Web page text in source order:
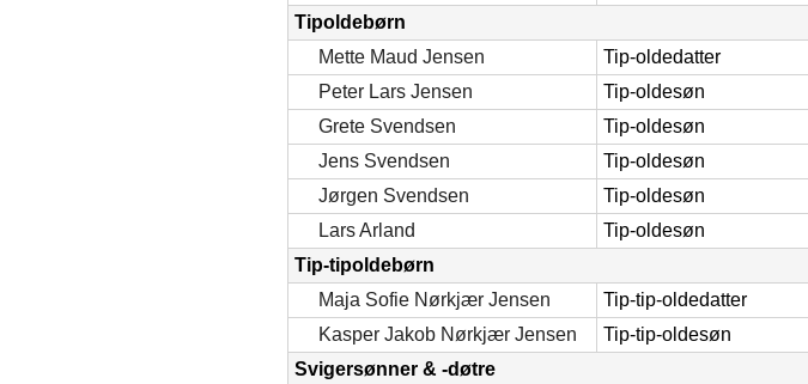
Tipoldebørn
Mette Maud Jensen
Tip-oldedatter
Peter Lars Jensen
Tip-oldesøn
Grete Svendsen
Tip-oldesøn
Jens Svendsen
Tip-oldesøn
Jørgen Svendsen
Tip-oldesøn
Lars Arland
Tip-oldesøn
Tip-tipoldebørn
Maja Sofie Nørkjær Jensen
Tip-tip-oldedatter
Kasper Jakob Nørkjær Jensen
Tip-tip-oldesøn
Svigersønner & -døtre